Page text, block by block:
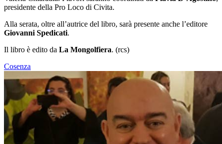
presidente della Pro Loco di Civita.
Alla serata, oltre all’autrice del libro, sarà presente anche l’editore
Giovanni Spedicati.
Il libro è edito da La Mongolfiera. (rcs)
Cosenza